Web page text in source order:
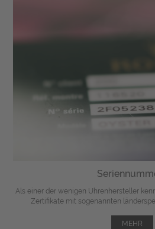
Als einer der wenigen Uhrenhersteller
Zertifikate mit sogenannten
MEHR